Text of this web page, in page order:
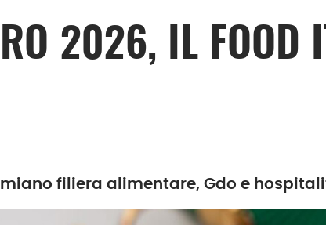
2026, IL FOOD
filiera alimentare, Gdo e